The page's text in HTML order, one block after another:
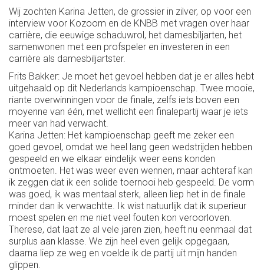
Wij zochten Karina Jetten, de grossier in zilver, op voor een
interview voor Kozoom en de KNBB met vragen over haar
carrière, die eeuwige schaduwrol, het damesbiljarten, het
samenwonen met een profspeler en investeren in een
carrière als damesbiljartster.
Frits Bakker: Je moet het gevoel hebben dat je er alles hebt
uitgehaald op dit Nederlands kampioenschap. Twee mooie,
riante overwinningen voor de finale, zelfs iets boven een
moyenne van één, met wellicht een finalepartij waar je iets
meer van had verwacht.
Karina Jetten: Het kampioenschap geeft me zeker een
goed gevoel, omdat we heel lang geen wedstrijden hebben
gespeeld en we elkaar eindelijk weer eens konden
ontmoeten. Het was weer even wennen, maar achteraf kan
ik zeggen dat ik een solide toernooi heb gespeeld. De vorm
was goed, ik was mentaal sterk, alleen liep het in de finale
minder dan ik verwachtte. Ik wist natuurlijk dat ik superieur
moest spelen en me niet veel fouten kon veroorloven.
Therese, dat laat ze al vele jaren zien, heeft nu eenmaal dat
surplus aan klasse. We zijn heel even gelijk opgegaan,
daarna liep ze weg en voelde ik de partij uit mijn handen
glippen.